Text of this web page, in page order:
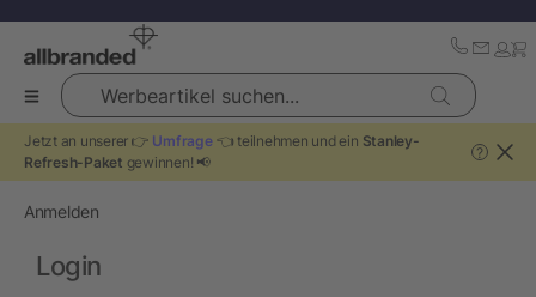
Werbeartikel suchen...
Jetzt an unserer 👉 Umfrage👈 teilnehmen und ein Stanley-
Refresh-Paket gewinnen! 📢
?
Anmelden
Login